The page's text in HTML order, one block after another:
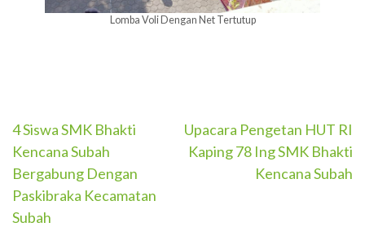
Lomba Voli Dengan Net Tertutup
Navigasi
pos
4 Siswa SMK Bhakti
Kencana Subah
Bergabung Dengan
Paskibraka Kecamatan
Subah
Upacara Pengetan HUT RI
Kaping 78 Ing SMK Bhakti
Kencana Subah